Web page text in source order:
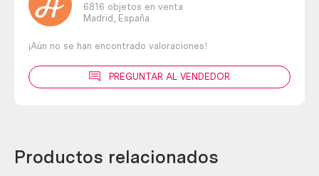
6816 objetos en venta
Madrid,
España
¡Aún no se han encontrado valoraciones!
PREGUNTAR AL VENDEDOR
Productos relacionados